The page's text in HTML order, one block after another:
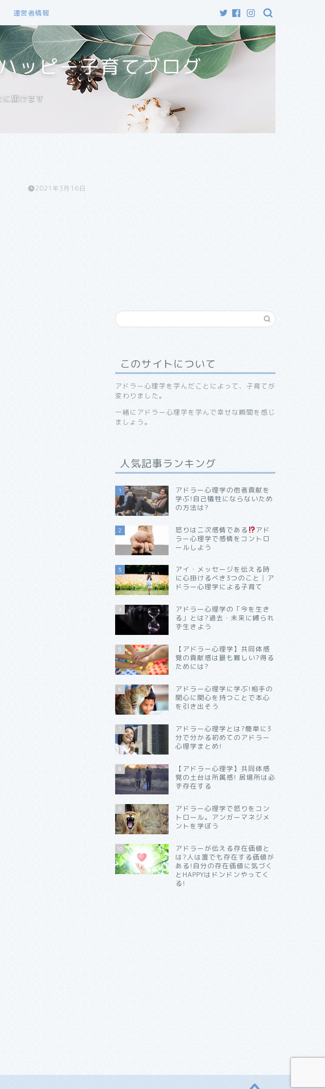
運営者情報
ッピー子育てブログ
届けます
2021年3月16日
このサイトについて
アドラー心理学を学んだことによって、子育てが
変わりました。
一緒にアドラー心理学を学んで幸せな瞬間を感じ
ましょう。
人気記事ランキング
1
アドラー心理学の他者貢献を
学ぶ!自己犠牲にならないため
の方法は?
2 怒りは二次感情である
アド
ラー心理学で感情をコントロ
ールしよう
3
アイ・メッセージを伝える時
に心掛けるべき3つのこと│ア
ドラー心理学による子育て
4
アドラー心理学の「今を生き
る」とは?過去・未来に縛られ
ず生きよう
5
【アドラー心理学】共同体感
覚の貢献感は最も難しい?得る
ためには?
6
アドラー心理学に学ぶ!相手の
関心に関心を持つことで本心
を引き出そう
7
アドラー心理学とは?簡単に3
分で分かる初めてのアドラー
心理学まとめ!
8
【アドラー心理学】共同体感
覚の土台は所属感! 居場所は必
ず存在する
9
アドラー心理学で怒りをコン
トロール。アンガーマネジメ
ントを学ぼう
10
アドラーが伝える存在価値と
は?人は誰でも存在する価値が
ある!自分の存在価値に気づく
とHAPPYはドンドンやってく
る!